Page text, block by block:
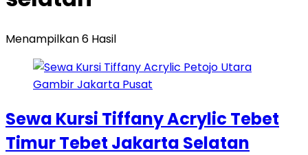
Menampilkan 6 Hasil
Sewa Kursi Tiffany Acrylic Tebet
Timur Tebet Jakarta Selatan